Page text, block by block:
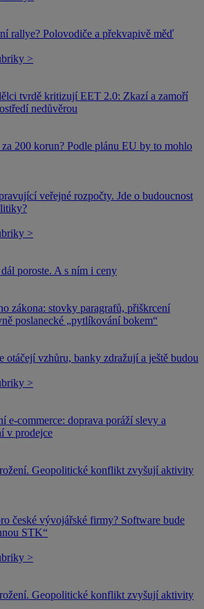
rallye? Polovodiče a překvapivě měď
>
tvrdě kritizují EET 2.0: Zkazí a zamoří
nedůvěrou
200 korun? Podle plánu EU by to mohlo
veřejné rozpočty. Jde o budoucnost
>
poroste. A s ním i ceny
zákona: stovky paragrafů, přiškrcení
poslanecké „pytlíkování bokem“
otáčejí vzhůru, banky zdražují a ještě budou
>
e-commerce: doprava poráží slevy a
v prodejce
Geopolitické konflikt zvyšují aktivity
české vývojářské firmy? Software bude
STK“
>
Geopolitické konflikt zvyšují aktivity